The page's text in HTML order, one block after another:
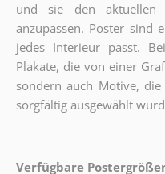
und sie den aktuellen
anzupassen. Poster sind
jedes Interieur passt.
Plakate, die von einer
sondern auch Motive,
sorgfältig ausgewählt
Verfügbare